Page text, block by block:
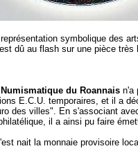
symbolique des
dû au flash sur une pièce très
du Roannais n'a
E.C.U. temporaires, et il a
des villes". En s'associant
il a ainsi pu faire
nait la monnaie provisoire